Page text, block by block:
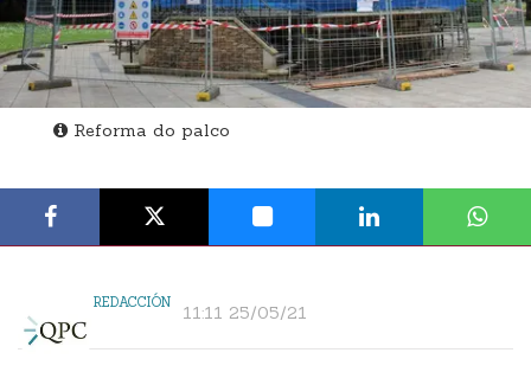
Reforma do palco
REDACCIÓN 11:11 25/05/21